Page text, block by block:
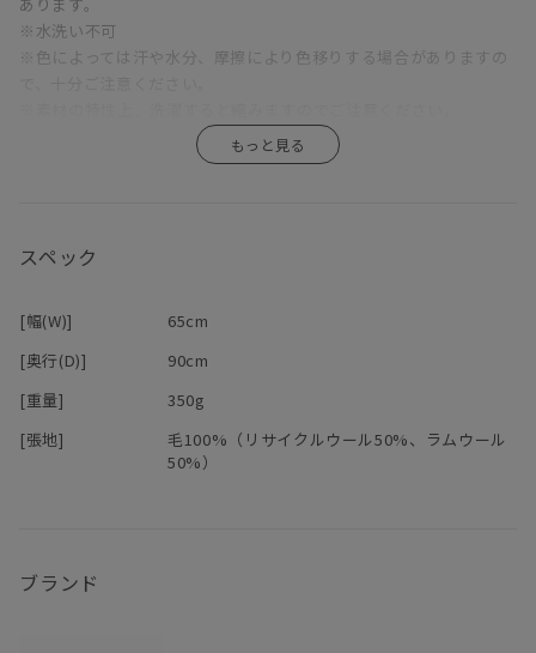
カラーは３色。ニュアンスのあるグレー、ワインのような深みのあ
描かれた植物が繊細な表情を作ります。裏表で色が反転するので、
誕生日や記念日などのプレゼントにもぴったりです。
※水洗い不可
※色によっては汗や水分、摩擦により色移りする場合がありますの
※KLIPPANは環境負荷を最小にするため、ロゴ入りプラスチック袋
は100％再生プラスチックを使用しております。特性上、くすんだ
スペック
[幅(W)]
65cm
[奥行(D)]
90cm
[重量]
350g
[張地]
毛100%（リサイクルウール50%、ラムウール
50%）
ブランド